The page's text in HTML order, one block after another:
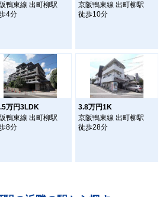
鴨東線 出町柳駅
4分
京阪鴨東線 出町柳駅
徒歩10分
万円3LDK
鴨東線 出町柳駅
8分
3.8万円1K
京阪鴨東線 出町柳駅
徒歩28分